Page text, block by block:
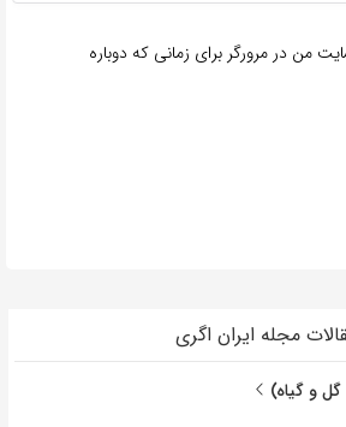
من در مرورگر برای زمانی که دوباره
مجله ایران اگری
و گیاه)